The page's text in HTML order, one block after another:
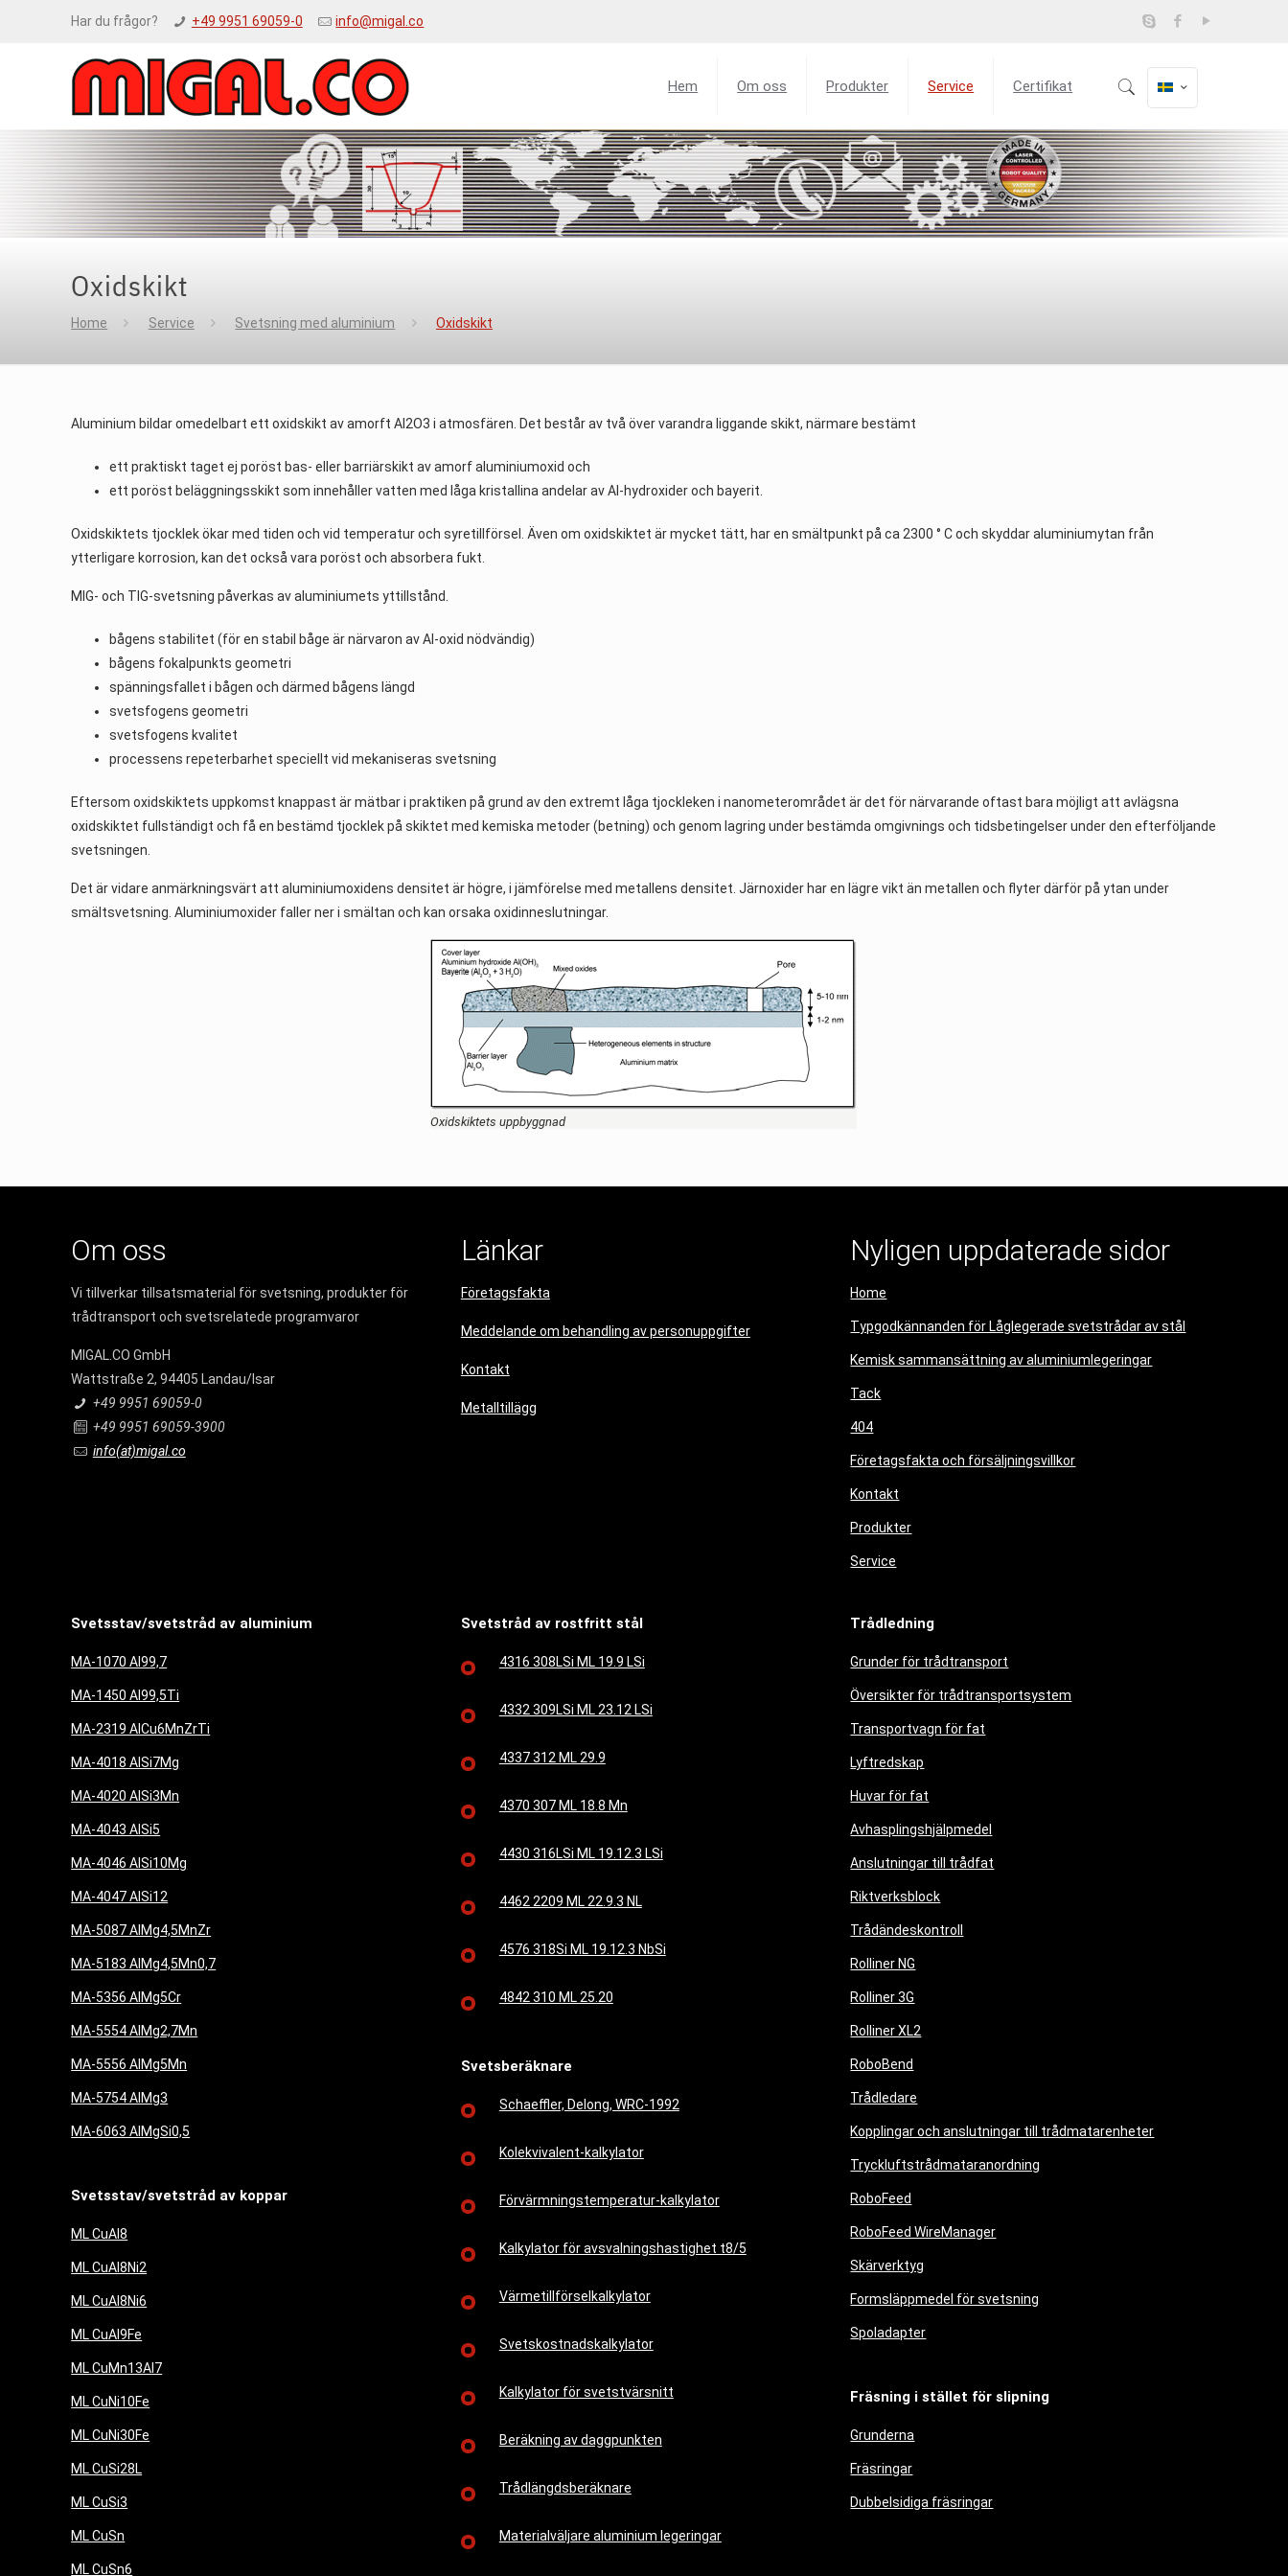
Har du frågor? +49 9951 69059-0 info@migal.co
Hem Om oss Produkter Service Certifikat
Oxidskikt
Home Service Svetsning med aluminium Oxidskikt
Aluminium bildar omedelbart ett oxidskikt av amorft Al2O3 i atmosfären. Det består av två över varandra liggande skikt, närmare bestämt
ett praktiskt taget ej poröst bas- eller barriärskikt av amorf aluminiumoxid och
ett poröst beläggningsskikt som innehåller vatten med låga kristallina andelar av Al-hydroxider och bayerit.
Oxidskiktets tjocklek ökar med tiden och vid temperatur och syretillförsel. Även om oxidskiktet är mycket tätt, har en smältpunkt på ca 2300 ° C och skyddar aluminiumytan från
ytterligare korrosion, kan det också vara poröst och absorbera fukt.
MIG- och TIG-svetsning påverkas av aluminiumets yttillstånd.
bågens stabilitet (för en stabil båge är närvaron av Al-oxid nödvändig)
bågens fokalpunkts geometri
spänningsfallet i bågen och därmed bågens längd
svetsfogens geometri
svetsfogens kvalitet
processens repeterbarhet speciellt vid mekaniseras svetsning
Eftersom oxidskiktets uppkomst knappast är mätbar i praktiken på grund av den extremt låga tjockleken i nanometerområdet är det för närvarande oftast bara möjligt att avlägsna
oxidskiktet fullständigt och få en bestämd tjocklek på skiktet med kemiska metoder (betning) och genom lagring under bestämda omgivnings och tidsbetingelser under den efterföljande
svetsningen.
Det är vidare anmärkningsvärt att aluminiumoxidens densitet är högre, i jämförelse med metallens densitet. Järnoxider har en lägre vikt än metallen och flyter därför på ytan under
smältsvetsning. Aluminiumoxider faller ner i smältan och kan orsaka oxidinneslutningar.
Oxidskiktets uppbyggnad
Om oss
Vi tillverkar tillsatsmaterial för svetsning, produkter för
trådtransport och svetsrelatede programvaror
MIGAL.CO GmbH
Wattstraße 2, 94405 Landau/Isar
+49 9951 69059-0
+49 9951 69059-3900
info(at)migal.co
Länkar
Företagsfakta
Meddelande om behandling av personuppgifter
Kontakt
Metalltillägg
Nyligen uppdaterade sidor
Home
Typgodkännanden för Låglegerade svetstrådar av stål
Kemisk sammansättning av aluminiumlegeringar
Tack
404
Företagsfakta och försäljningsvillkor
Kontakt
Produkter
Service
Svetsstav/svetstråd av aluminium
MA-1070 Al99,7
MA-1450 Al99,5Ti
MA-2319 AlCu6MnZrTi
MA-4018 AlSi7Mg
MA-4020 AlSi3Mn
MA-4043 AlSi5
MA-4046 AlSi10Mg
MA-4047 AlSi12
MA-5087 AlMg4,5MnZr
MA-5183 AlMg4,5Mn0,7
MA-5356 AlMg5Cr
MA-5554 AlMg2,7Mn
MA-5556 AlMg5Mn
MA-5754 AlMg3
MA-6063 AlMgSi0,5
Svetsstav/svetstråd av koppar
ML CuAl8
ML CuAl8Ni2
ML CuAl8Ni6
ML CuAl9Fe
ML CuMn13Al7
ML CuNi10Fe
ML CuNi30Fe
ML CuSi28L
ML CuSi3
ML CuSn
ML CuSn6
Svetstråd av rostfritt stål
4316 308LSi ML 19.9 LSi
4332 309LSi ML 23.12 LSi
4337 312 ML 29.9
4370 307 ML 18.8 Mn
4430 316LSi ML 19.12.3 LSi
4462 2209 ML 22.9.3 NL
4576 318Si ML 19.12.3 NbSi
4842 310 ML 25.20
Svetsberäknare
Schaeffler, Delong, WRC-1992
Kolekvivalent-kalkylator
Förvärmningstemperatur-kalkylator
Kalkylator för avsvalningshastighet t8/5
Värmetillförselkalkylator
Svetskostnadskalkylator
Kalkylator för svetstvärsnitt
Beräkning av daggpunkten
Trådlängdsberäknare
Materialväljare aluminium legeringar
Trådledning
Grunder för trådtransport
Översikter för trådtransportsystem
Transportvagn för fat
Lyftredskap
Huvar för fat
Avhasplingshjälpmedel
Anslutningar till trådfat
Riktverksblock
Trådändeskontroll
Rolliner NG
Rolliner 3G
Rolliner XL2
RoboBend
Trådledare
Kopplingar och anslutningar till trådmatarenheter
Tryckluftstrådmataranordning
RoboFeed
RoboFeed WireManager
Skärverktyg
Formsläppmedel för svetsning
Spoladapter
Fräsning i stället för slipning
Grunderna
Fräsringar
Dubbelsidiga fräsringar